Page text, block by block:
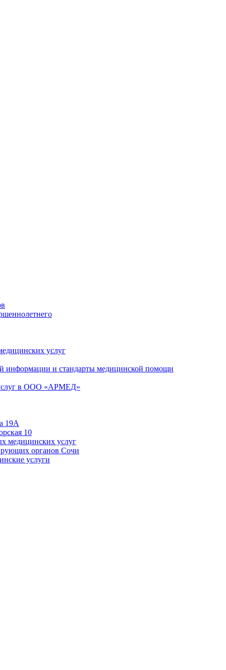
услуг
информации и стандарты медицинской помощи
услуг в ООО «АРМЕД»
19А
10
медицинских услуг
органов Сочи
услуги